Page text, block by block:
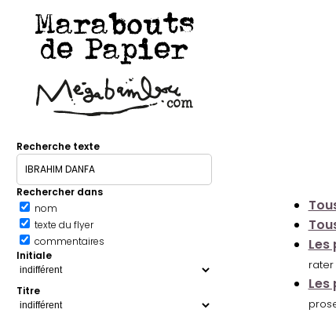
Marabouts
de Papier
Recherche texte
Rechercher dans
nom
texte du flyer
commentaires
Initiale
Titre
Les
rater
Les